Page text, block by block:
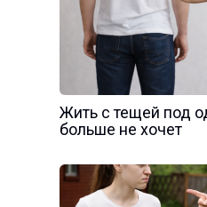
Жить с тещей под
больше не хочет